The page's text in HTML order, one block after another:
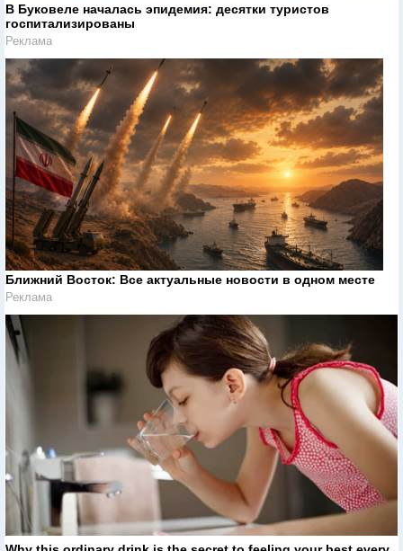
В Буковеле началась эпидемия: десятки туристов
госпитализированы
Реклама
Ближний Восток: Все актуальные новости в одном месте
Реклама